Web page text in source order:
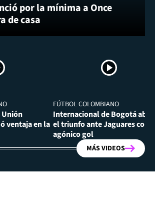
por la mínima a Once
de casa
Unión
ventaja en la
FÚTBOL COLOMBIANO
Internacional de Bogotá
el triunfo ante Jaguares con
agónico gol
MÁS VIDEOS